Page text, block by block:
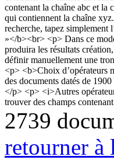
2739
retourner à